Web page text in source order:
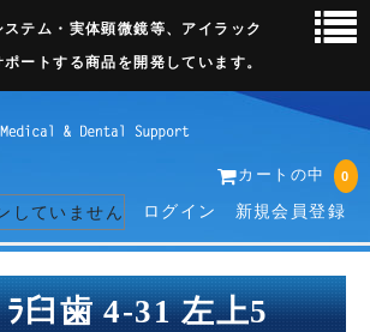
テム・実体顕微鏡等、アイラック
ートする商品を開発しています。
カートの中 0
していません ログイン 新規会員登録
臼歯 4-31 左上5